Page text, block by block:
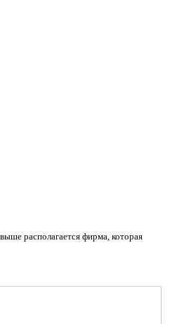
располагается фирма, которая